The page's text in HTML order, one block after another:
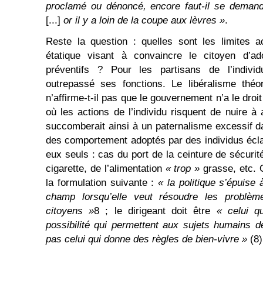
proclamé ou dénoncé, encore faut-il se
[...] or il y a loin de la coupe aux lèvres ».
Reste la question : quelles sont les limites
étatique visant à convaincre le citoyen
préventifs ? Pour les partisans de
outrepassé ses fonctions. Le libéralisme
n’affirme-t-il pas que le gouvernement n’a le
où les actions de l’individu risquent de nuire à
succomberait ainsi à un paternalisme excessif
des comportement adoptés par des individus
eux seuls : cas du port de la ceinture de
cigarette, de l’alimentation « trop » grasse, etc.
la formulation suivante :« la politique s’épuise
champ lorsqu’elle veut résoudre les
citoyens »8 ; le dirigeant doit être « celui
possibilité qui permettent aux sujets humains
pas celui qui donne des règles de bien-vivre »